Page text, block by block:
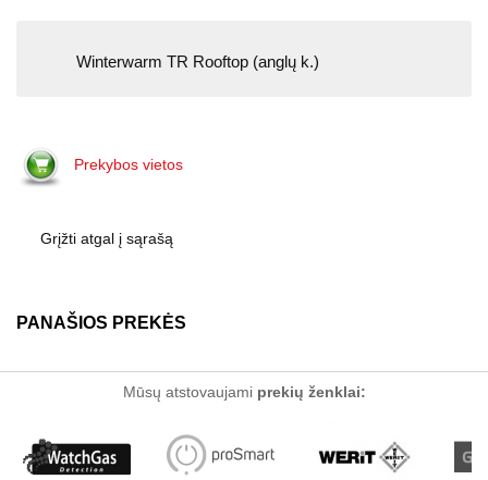
Winterwarm TR Rooftop (anglų k.)
Prekybos vietos
Grįžti atgal į sąrašą
PANAŠIOS PREKĖS
Mūsų atstovaujami prekių ženklai: